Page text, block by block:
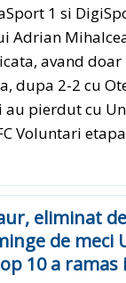
1 si
Adrian
avand
dupa 2-2 cu
pierdut cu
Voluntari
eliminat
de meci
10 a